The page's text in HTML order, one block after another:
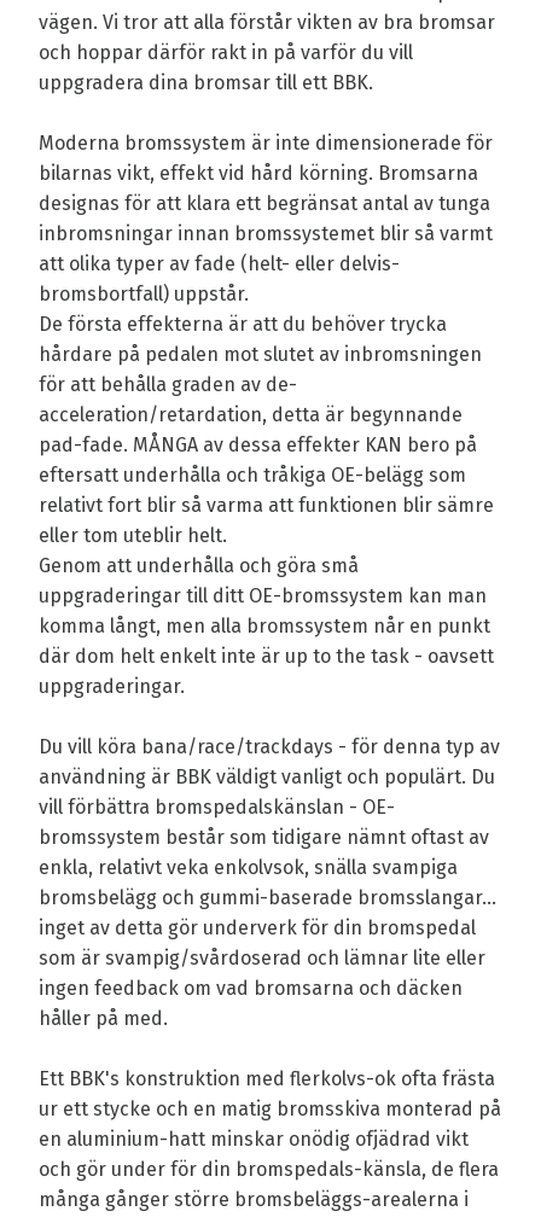
vägen. Vi tror att alla förstår vikten av bra bromsar
och hoppar därför rakt in på varför du vill
uppgradera dina bromsar till ett BBK.
Moderna bromssystem är inte dimensionerade för
bilarnas vikt, effekt vid hård körning. Bromsarna
designas för att klara ett begränsat antal av tunga
inbromsningar innan bromssystemet blir så varmt
att olika typer av fade (helt- eller delvis-
bromsbortfall) uppstår.
De första effekterna är att du behöver trycka
hårdare på pedalen mot slutet av inbromsningen
för att behålla graden av de-
acceleration/retardation, detta är begynnande
pad-fade. MÅNGA av dessa effekter KAN bero på
eftersatt underhålla och tråkiga OE-belägg som
relativt fort blir så varma att funktionen blir sämre
eller tom uteblir helt.
Genom att underhålla och göra små
uppgraderingar till ditt OE-bromssystem kan man
komma långt, men alla bromssystem når en punkt
där dom helt enkelt inte är up to the task - oavsett
uppgraderingar.
Du vill köra bana/race/trackdays - för denna typ av
användning är BBK väldigt vanligt och populärt. Du
vill förbättra bromspedalskänslan - OE-
bromssystem består som tidigare nämnt oftast av
enkla, relativt veka enkolvsok, snälla svampiga
bromsbelägg och gummi-baserade bromsslangar...
inget av detta gör underverk för din bromspedal
som är svampig/svårdoserad och lämnar lite eller
ingen feedback om vad bromsarna och däcken
håller på med.
Ett BBK's konstruktion med flerkolvs-ok ofta frästa
ur ett stycke och en matig bromsskiva monterad på
en aluminium-hatt minskar onödig ofjädrad vikt
och gör under för din bromspedals-känsla, de flera
många gånger större bromsbeläggs-arealerna i